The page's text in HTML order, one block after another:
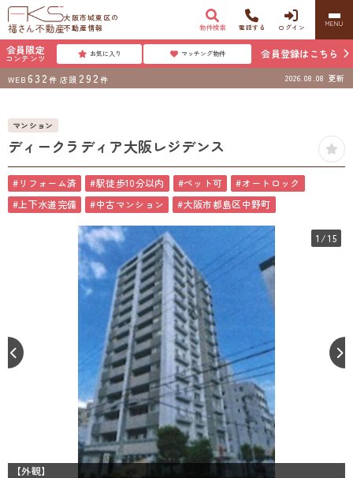
大阪市城東区の
不動産情報
物件検索 電話する ログイン MENU
会員限定
コンテンツ お気に入り マッチング物件 会員登録はこちら
WEB 632 件 店頭 292 件 2026.08.08 更新
マンション
ディークラディア大阪レジデンス
#リフォーム済 #駅徒歩10分以内 #ペット可
#オートロック
#上下水道完備
#中古マンション #大阪市都島区中野町
1 /15
【外観】